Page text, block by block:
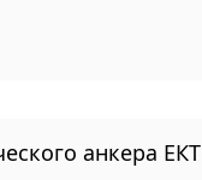
анкера ЕКТ